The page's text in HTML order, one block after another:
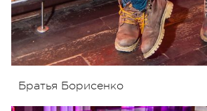
Братья Борисенко